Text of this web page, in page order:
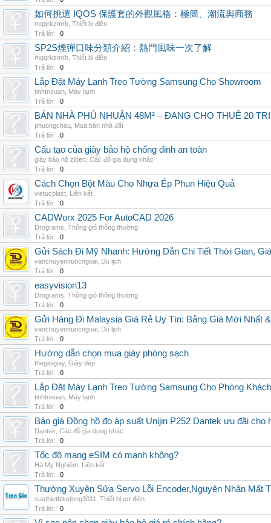
如何挑選 IQOS 保護套的外觀風格：極簡、潮流與商務
mqqrkzmrb Thiết bị điện
Trả lời:
0
SP2S煙彈口味分類介紹：熱門風味一次了解
mqqrkzmrb Thiết bị điện
Trả lời:
0
Lắp Đặt Máy Lạnh Treo Tường Samsung Cho Showroom
tinhtrieuan Máy lạnh
Trả lời:
0
BÁN NHÀ PHÚ NHUẬN 48M² – ĐANG CHO THUÊ 20
phuongchau Mua bán nhà đất
Trả lời:
0
Cấu tạo của giày bảo hộ chống đinh an toàn
giày bảo hộ ziben Các đồ gia dụng khác
Trả lời:
0
Cách Chọn Bột Màu Cho Nhựa Ép Phun Hiệu Quả
vietucplast Liên kết
Trả lời:
0
CADWorx 2025 For AutoCAD 2026
Drograms Thông gió thông thường
Trả lời:
0
Gửi Sách Đi Mỹ Nhanh: Hướng Dẫn Chi Tiết Thời Gian,
vanchuyennuocngoai Du lịch
Trả lời:
0
easyvision13
Drograms Thông gió thông thường
Trả lời:
0
Gửi Hàng Đi Malaysia Giá Rẻ Uy Tín: Bảng Giá Mới Nhất
vanchuyennuocngoai Du lịch
Trả lời:
0
Hướng dẫn chọn mua giày phòng sạch
thegioigiay, Giày dép
Trả lời:
0
Lắp Đặt Máy Lạnh Treo Tường Samsung Cho Phòng Khách
tinhtrieuan Máy lạnh
Trả lời:
0
Báo giá Đồng hồ đo áp suất Unijin P252 Dantek ưu đãi cho
Dantek Các đồ gia dụng khác
Trả lời:
0
Tốc độ mạng eSIM có mạnh không?
Hà My Nghiêm Liên kết
Trả lời:
0
Thường Xuyên Sửa Servo Lỗi Encoder,Nguyên Nhân Mất
suathietbitudong3011
Thiết bị cơ điện
Trả lời:
0